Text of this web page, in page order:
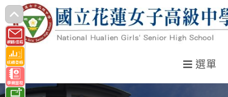
跳
轉
至
主
要
內
選單